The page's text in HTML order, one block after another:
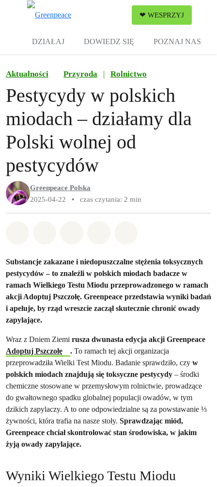
❤ WESPRZYJ
DZIAŁAJ DOWIEDZ SIĘ POZNAJ NAS
Aktualności Przyroda | Rolnictwo
Pestycydy w polskich
miodach – działamy dla
Polski wolnej od
pestycydów
Greenpeace Polska
2025-04-22
• czas czytania: 2 min
Substancje zakazane i niedopuszczalne stężenia toksycznych
pestycydów – to znaleźli w polskich miodach badacze w
ramach Wielkiego Testu Miodu przeprowadzonego w ramach
akcji Adoptuj Pszczołę. Greenpeace przedstawia wyniki badań
i apeluje, by rząd wreszcie zaczął skutecznie chronić owady
zapylające.
Wraz z Dniem Ziemi rusza dwunasta edycja akcji Greenpeace
Adoptuj Pszczołę
.To ramach tej akcji organizacja
przeprowadziła Wielki Test Miodu. Badanie sprawdziło, czy w
polskich miodach znajdują się toksyczne pestycydy – środki
chemiczne stosowane w przemysłowym rolnictwie, prowadzące
do gwałtownego spadku globalnej populacji owadów, w tym
dzikich zapylaczy. A to one odpowiedzialne są za powstawanie ⅓
żywności, która trafia na nasze stoły. Sprawdzając miód,
Greenpeace chciał skontrolować stan środowiska, w jakim
żyją owady zapylające.
Wyniki Wielkiego Testu Miodu